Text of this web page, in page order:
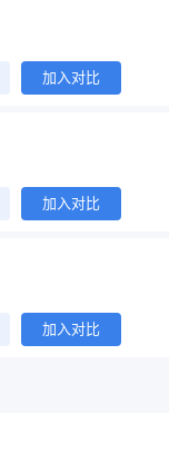
加入对比
加入对比
加入对比